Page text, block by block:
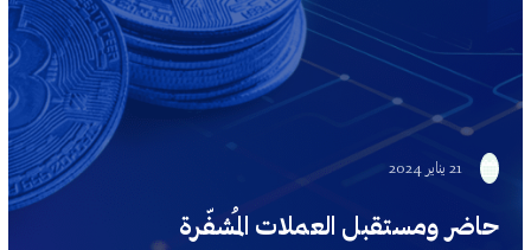
21 يناير 2024
حاضر ومستقبل العملات المُشفّرة